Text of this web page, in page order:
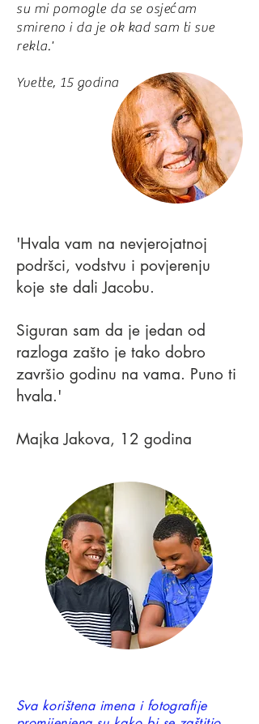
su mi pomogle da se osjećam
smireno i da je ok kad sam ti sve
rekla.'
Yvette, 15 godina
'Hvala vam na nevjerojatnoj
podršci, vodstvu i povjerenju
koje ste dali Jacobu.
Siguran sam da je jedan od
razloga zašto je tako dobro
završio godinu na vama. Puno ti
hvala.'
Majka Jakova, 12 godina
Sva korištena imena i fotografije